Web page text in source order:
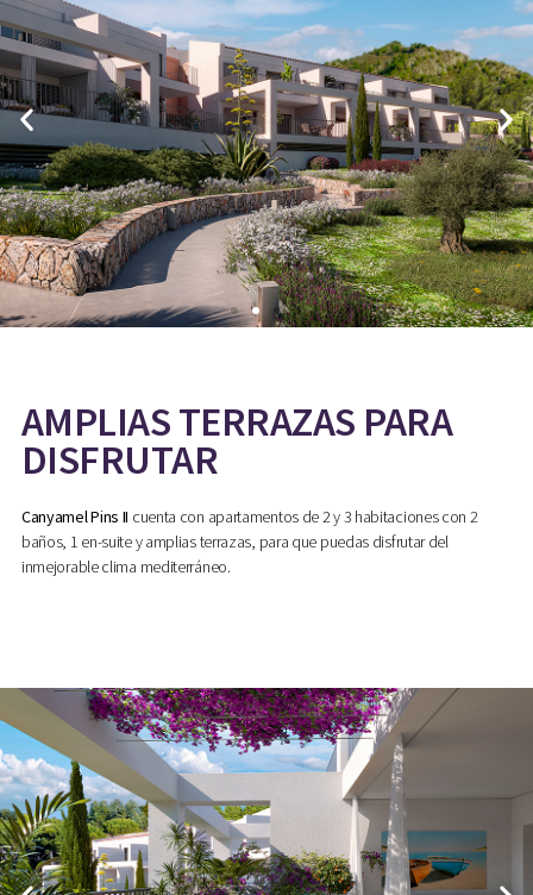
AMPLIAS TERRAZAS PARA
DISFRUTAR
Canyamel Pins II cuenta con apartamentos de 2 y 3 habitaciones con 2
baños, 1 en-suite y amplias terrazas, para que puedas disfrutar del
inmejorable clima mediterráneo.